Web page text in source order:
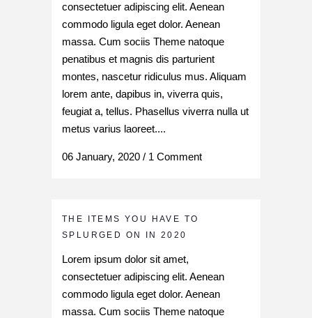
consectetuer adipiscing elit. Aenean
commodo ligula eget dolor. Aenean
massa. Cum sociis Theme natoque
penatibus et magnis dis parturient
montes, nascetur ridiculus mus. Aliquam
lorem ante, dapibus in, viverra quis,
feugiat a, tellus. Phasellus viverra nulla ut
metus varius laoreet....
06 January, 2020 / 1 Comment
THE ITEMS YOU HAVE TO
SPLURGED ON IN 2020
Lorem ipsum dolor sit amet,
consectetuer adipiscing elit. Aenean
commodo ligula eget dolor. Aenean
massa. Cum sociis Theme natoque